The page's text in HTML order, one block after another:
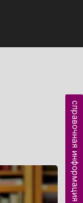
справочная информация